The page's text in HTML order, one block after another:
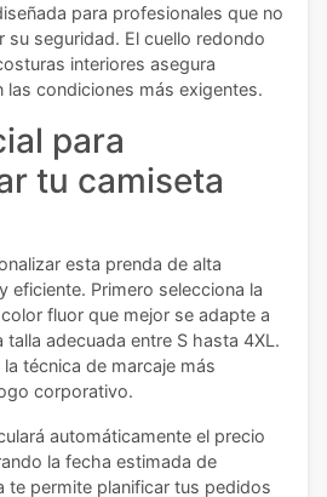
para profesionales que no
su seguridad. El cuello redondo
interiores asegura
las condiciones más exigentes.
para
tu camiseta
esta prenda de alta
eficiente. Primero selecciona la
fluor que mejor se adapte a
adecuada entre S hasta 4XL.
técnica de marcaje más
corporativo.
automáticamente el precio
la fecha estimada de
te permite planificar tus pedidos